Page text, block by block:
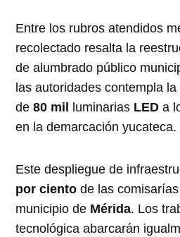
Entre los rubros atendidos
recolectado resalta la
de alumbrado público
las autoridades contempla
de80 mil luminarias LED a
en la demarcación yucateca.
Este despliegue de
por ciento de las
municipio de Mérida. Los
tecnológica abarcarán